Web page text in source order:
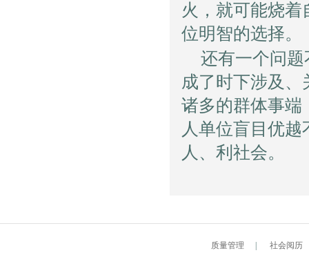
火，就可能烧
位明智的选择。
还有一个问
成了时下涉及
诸多的群体事端
人单位盲目优
人、利社会。
质量管理 社会阅历